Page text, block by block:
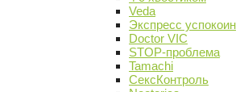
Veda
Экспресс успокоин
Doctor VIC
STOP-проблема
Tamachi
СексКонтроль